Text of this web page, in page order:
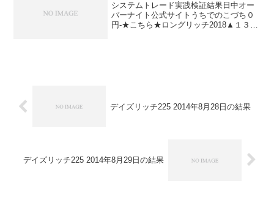
システムトレード実践検証結果日中オー
バーナイト公式サイトうちでのこづち０
円-★こちら★ロングリッチ2018▲１３０
デイズリッチ225 2014年8月28日の結果
デイズリッチ225 2014年8月29日の結果